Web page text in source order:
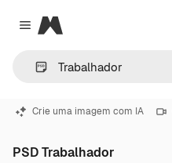
Close menu
Magnific
Crie uma imagem com IA
PSD Trabalhador